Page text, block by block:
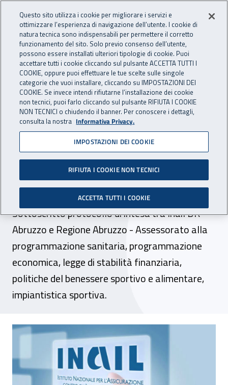
INAIL - Istituto Nazionale
Apri cerca
Navigazione principale
Navigazione - Ti trovi in:
Home Inail comunica News
05 luglio 2016
Promozione della salute e
sicurezza negli ambienti di
lavoro
Sottoscritto protocollo di intesa tra Inail DR
Abruzzo e Regione Abruzzo - Assessorato alla
programmazione sanitaria, programmazione
economica, legge di stabilità finanziaria,
politiche del benessere sportivo e alimentare,
impiantistica sportiva.
Promozione della salute e sicurezza
Questo sito utilizza i cookie per migliorare i servizi e
ottimizzare l’esperienza di navigazione dell’utente. I cookie di
natura tecnica sono indispensabili per permettere il corretto
funzionamento del sito. Solo previo consenso dell’utente,
possono essere installati ulteriori tipologie di cookie. Puoi
accettare tutti i cookie cliccando sul pulsante ACCETTA TUTTI I
COOKIE, oppure puoi effettuare le tue scelte sulle singole
categorie che vuoi installare, cliccando su IMPOSTAZIONI DEI
COOKIE. Se invece intendi rifiutarne l’installazione dei cookie
non tecnici, puoi farlo cliccando sul pulsante RIFIUTA I COOKIE
NON TECNICI o chiudendo il banner. Per conoscere i dettagli,
consulta la nostra Informativa Privacy.
IMPOSTAZIONI DEI COOKIE
RIFIUTA I COOKIE NON TECNICI
ACCETTA TUTTI I COOKIE